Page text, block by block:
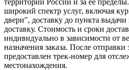
широкий спектр услуг, включая
двери", доставку до пункта
доставку. Стоимость и сроки
индивидуально в зависимости от
назначения заказа. После отправки
предоставлен трек-номер для
местонахождения.